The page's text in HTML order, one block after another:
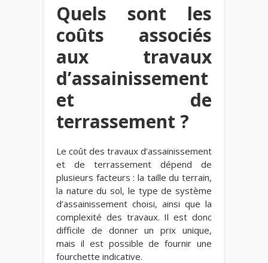
Quels sont les
coûts associés
aux travaux
d’assainissement
et de
terrassement ?
Le coût des travaux d’assainissement
et de terrassement dépend de
plusieurs facteurs : la taille du terrain,
la nature du sol, le type de système
d’assainissement choisi, ainsi que la
complexité des travaux. Il est donc
difficile de donner un prix unique,
mais il est possible de fournir une
fourchette indicative.